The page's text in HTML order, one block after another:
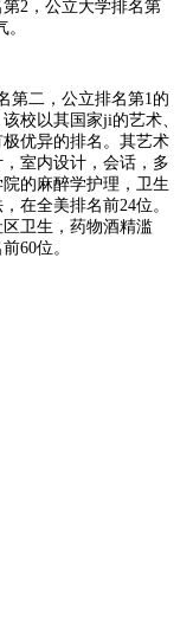
2，公立大学排名第
第二，公立排名第1的
校以其国家ji的艺术、
优异的排名。其艺术
室内设计，会话，多
的麻醉学护理，卫生
在全美排名前24位。
卫生，药物酒精滥
60位。